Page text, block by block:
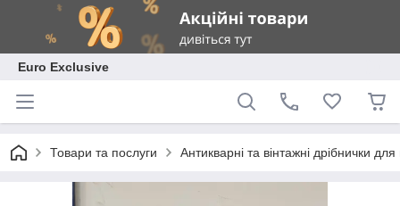
Euro Exclusive
Товари та послуги Антикварні та вінтажні дрібнички